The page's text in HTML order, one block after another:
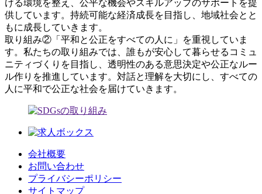
ける環境を整え、公平な機会やスキルアップのサポートを提
供しています。持続可能な経済成長を目指し、地域社会とと
もに成長していきます。
取り組み②「平和と公正をすべての人に」を重視していま
す。私たちの取り組みでは、誰もが安心して暮らせるコミュ
ニティづくりを目指し、透明性のある意思決定や公正なルー
ル作りを推進しています。対話と理解を大切にし、すべての
人に平和で公正な社会を届けていきます。
会社概要
お問い合わせ
プライバシーポリシー
サイトマップ